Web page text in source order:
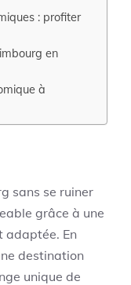
: profiter
en
à
sans se ruiner
grâce à une
adaptée. En
destination
unique de